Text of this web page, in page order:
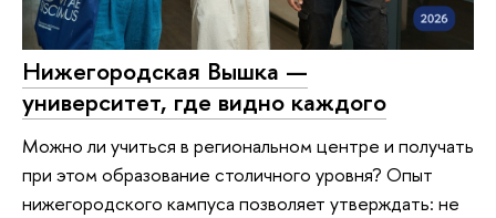
Нижегородская Вышка —
университет, где видно каждого
Можно ли учиться в региональном центре и получать
при этом образование столичного уровня? Опыт
нижегородского кампуса позволяет утверждать: не